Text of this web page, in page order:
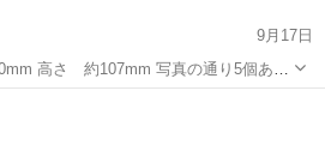
9月17日
写真の通り5個あり